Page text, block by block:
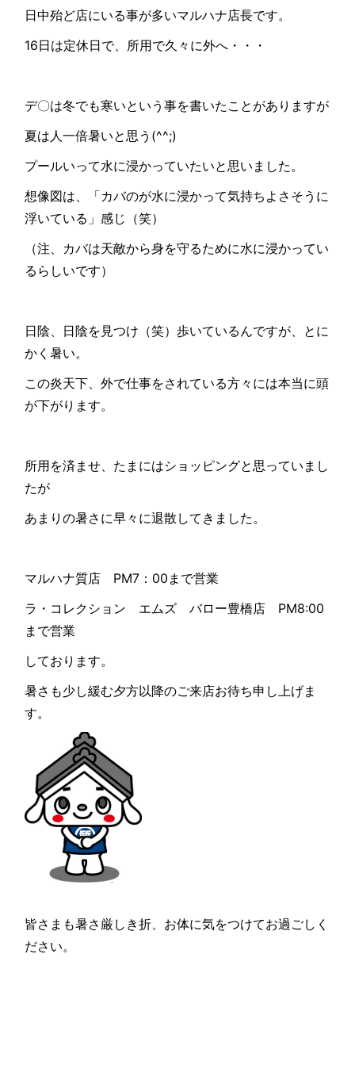
日中殆ど店にいる事が多いマルハナ店長です。
16日は定休日で、所用で久々に外へ・・・
デ〇は冬でも寒いという事を書いたことがありますが
夏は人一倍暑いと思う(^^;)
プールいって水に浸かっていたいと思いました。
想像図は、「カバのが水に浸かって気持ちよさそうに
浮いている」感じ（笑）
（注、カバは天敵から身を守るために水に浸かってい
るらしいです）
日陰、日陰を見つけ（笑）歩いているんですが、とに
かく暑い。
この炎天下、外で仕事をされている方々には本当に頭
が下がります。
所用を済ませ、たまにはショッピングと思っていまし
たが
あまりの暑さに早々に退散してきました。
マルハナ質店 PM7：00まで営業
ラ・コレクション エムズ バロー豊橋店 PM8:00
まで営業
しております。
暑さも少し緩む夕方以降のご来店お待ち申し上げま
す。
皆さまも暑さ厳しき折、お体に気をつけてお過ごしく
ださい。